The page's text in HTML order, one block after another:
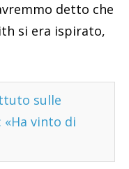
detto che
si era ispirato,
sulle
«Ha vinto di